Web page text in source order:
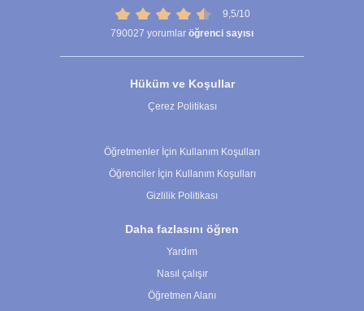
9,5/10
790027 yorumlar öğrenci sayısı
Hüküm ve Koşullar
Çerez Politikası
Öğretmenler İçin Kullanım Koşulları
Öğrenciler İçin Kullanım Koşulları
Gizlilik Politikası
Daha fazlasını öğren
Yardım
Nasıl çalışır
Öğretmen Alanı